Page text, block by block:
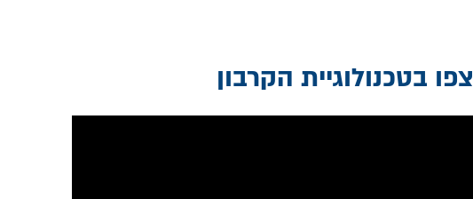
צפו בטכנולוגיית הקרבון